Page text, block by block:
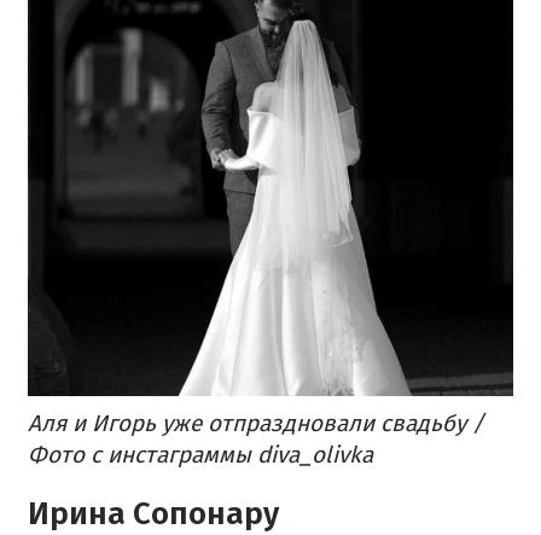
Аля и Игорь уже отпраздновали свадьбу /
Фото с инстаграммы diva_olivka
Ирина Сопонару